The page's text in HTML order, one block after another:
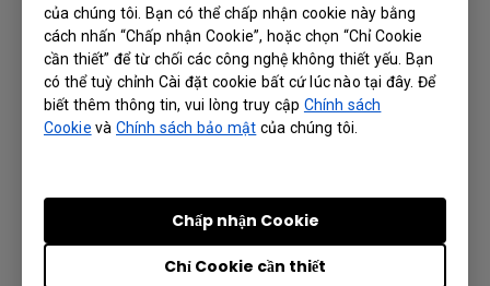
của chúng tôi. Bạn có thể chấp nhận cookie này bằng
cách nhấn “Chấp nhận Cookie”, hoặc chọn “Chỉ Cookie
cần thiết” để từ chối các công nghệ không thiết yếu. Bạn
có thể tuỳ chỉnh Cài đặt cookie bất cứ lúc nào tại đây. Để
biết thêm thông tin, vui lòng truy cập Chính sách
Cookie vàChính sách bảo mật của chúng tôi.
Chỉ Cookie cần thiết
Chấp nhận Cookie
Ngôn ngữ: English
Preview | Tải xuống
DMS Local User Manual
Ngôn ngữ: English